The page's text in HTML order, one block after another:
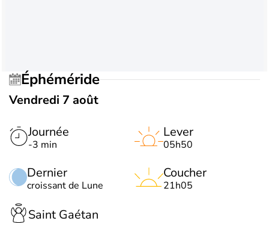
Éphéméride
Vendredi 7 août
Journée
-3 min
Dernier
croissant de Lune
Lever
05h50
Coucher
21h05
Saint Gaétan